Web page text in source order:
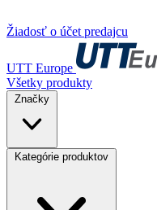
Žiadosť o účet predajcu
UTT Europe
Všetky produkty
Značky
Kategórie produktov